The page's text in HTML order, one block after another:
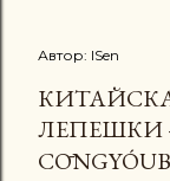
суточной
костей, зубов
зрения:
обусловлен
Автор: ISen
ЛЕПЕШКИ